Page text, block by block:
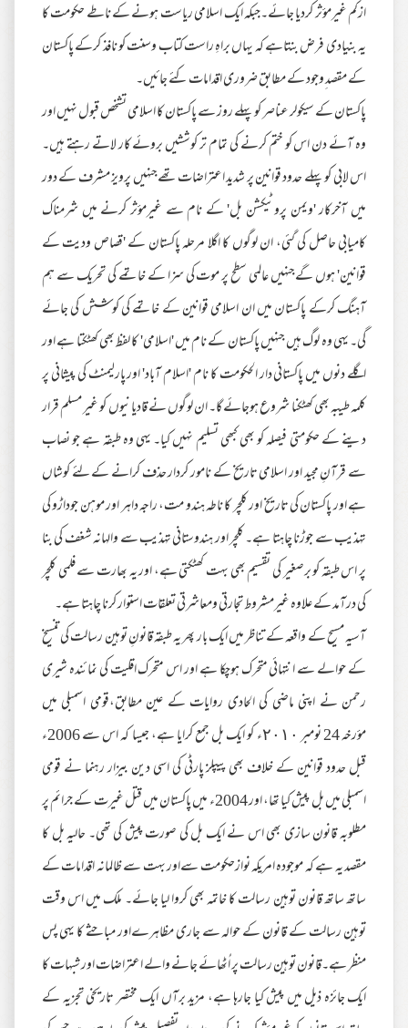
ازکم غیرمؤثر کردیا جائے۔جبکہ ایک اسلامی ریاست ہونے کے ناطے حکومت کا
یہ بنیادی فرض بنتاہے کہ یہاں براہِ راست کتاب وسنت کو نافذ کرکے پاکستان
کے مقصد ِوجود کے مطابق ضروری اقدامات کئے جائیں۔
پاکستان کے سیکولر عناصر کو پہلے روز سے پاکستان کا اسلامی تشخص قبول نہیں اور
وہ آئے دن اس کو ختم کرنے کی تمام تر کوششیں بروئے کار لاتے رہتے ہیں۔
اس لابی کو پہلے حدود قوانین پر شدید اعتراضات تھےجنہیں پرویز مشرف کے دور
میں آخرکار 'ویمن پروٹیکشن بل' کے نام سے غیرمؤثر کرنے میں شرمناک
کامیابی حاصل کی گئی، ان لوگوں کا اگلا مرحلہ پاکستان کے 'قصاص ودیت کے
قوانین' ہوں گےجنہیں عالمی سطح پر موت کی سزا کے خاتمے کی تحریک سے ہم
آہنگ کرکے پاکستان میں ان اسلامی قوانین کے خاتمے کی کوشش کی جائے
گی۔ یہی وہ لوگ ہیں جنہیں پاکستان کے نام میں 'اسلامی' کا لفظ بھی کھٹکتا ہے اور
اگلے دنوں میں پاکستانی دار الحکومت کا نام 'اسلام آباد' اور پارلیمنٹ کی پیشانی پر
کلمہ طیبہ بھی کھٹکنا شروع ہوجائے گا۔ ان لوگوں نے قادیانیوں کو غیر مسلم قرار
دینے کے حکومتی فیصلہ کو بھی کبھی تسلیم نہیں کیا۔ یہی وہ طبقہ ہے جو نصاب
سے قرآنِ مجید اور اسلامی تاریخ کے نامور کردار حذف کرانے کے لئے کوشاں
ہے اور پاکستان کی تاریخ اور کلچر کا ناطہ ہندو مت، راجہ داہر اور موہن جوداڑو کی
تہذیب سے جوڑنا چاہتا ہے۔ کلچر اور ہندوستانی تہذیب سے والہانہ شغف کی بنا
پر اس طبقہ کو برصغیر کی تقسیم بھی بہت کھٹکتی ہے، اور یہ بھارت سے فلمی کلچر
کی درآمد کے علاوہ غیرمشروط تجارتی ومعاشرتی تعلقات استوار کرنا چاہتا ہے۔
آسیہ مسیح کے واقعہ کے تناظر میں ایک بار پھر یہ طبقہ قانونِ توہین رسالت کی تنسیخ
کے حوالے سے انتہائی متحرک ہوچکا ہے اور اس متحرک اقلیت کی نمائندہ شیری
رحمن نے اپنی ماضی کی الحادی روایات کے عین مطابق،قومی اسمبلی میں
مؤرخہ 24 نومبر ٢٠١٠ء کو ایک بل جمع کرایا ہے، جیسا کہ اس سے 2006ء
قبل حدود قوانین کے خلاف بھی پیپلز پارٹی کی اسی دین بیزار رہنما نے قومی
اسمبلی میں بل پیش کیا تھا، اور 2004ء میں پاکستان میں قتل غیرت کے جرائم پر
مطلوبہ قانون سازی بھی اس نے ایک بل کی صورت پیش کی تھی۔ حالیہ بل کا
مقصد یہ ہے کہ موجودہ امریکہ نوازحکومت سےاور بہت سے ظالمانہ اقدامات کے
ساتھ ساتھ قانون توہین رسالت کا خاتمہ بھی کروا لیا جائے۔ ملک میں اس وقت
توہین رسالت کے قانون کے حوالہ سے جاری مظاہرےاور مباحثے کا یہی پس
منظر ہے۔قانون توہین رسالت پر اُٹھائے جانے والے اعتراضات اور شبہات کا
ایک جائزہ ذیل میں پیش کیا جارہا ہے، مزید برآں ایک مختصر تاریخی تجزیہ کے